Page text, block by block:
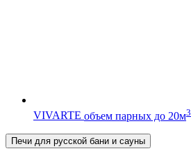
VIVARTE объем парных до 20м3
Печи для русской бани и сауны